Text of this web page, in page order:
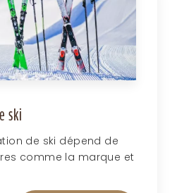
ski
de ski dépend de
comme la marque et